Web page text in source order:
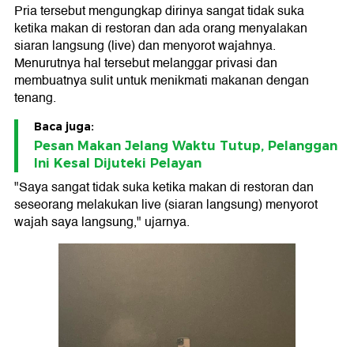
Pria tersebut mengungkap dirinya sangat tidak suka
ketika makan di restoran dan ada orang menyalakan
siaran langsung (live) dan menyorot wajahnya.
Menurutnya hal tersebut melanggar privasi dan
membuatnya sulit untuk menikmati makanan dengan
tenang.
Baca juga:
Pesan Makan Jelang Waktu Tutup, Pelanggan
Ini Kesal Dijuteki Pelayan
"Saya sangat tidak suka ketika makan di restoran dan
seseorang melakukan live (siaran langsung) menyorot
wajah saya langsung," ujarnya.